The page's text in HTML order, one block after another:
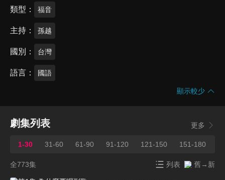
類型 福音
主持 孫越
國別 台灣
語言 國語
顯示較少
劇集列表 更多
1-30 31-60 61-90 91-120 121-150 151-180
全773集 列表 舊→新